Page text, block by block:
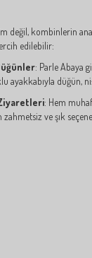
değil, kombinlerin
edilebilir:
: Parle Abaya
ayakkabıyla düğün,
: Hem
ve şık